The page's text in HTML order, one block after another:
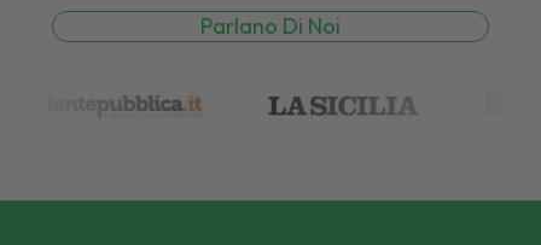
Parlano Di Noi